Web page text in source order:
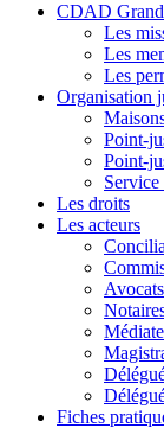
CDAD
Les
Les
Les
Organisation
Point-
Point-
Les droits
Les acteurs
Avocats
Fiches